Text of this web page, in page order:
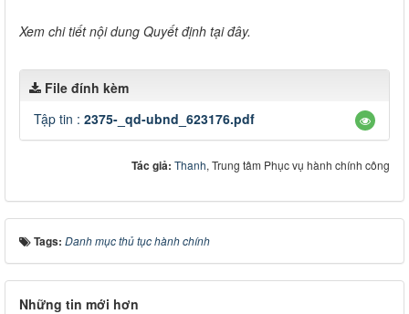
Xem chi tiết nội dung Quyết định tại đây.
File đính kèm
Tập tin : 2375-_qd-ubnd_623176.pdf
Tác giả: Thanh, Trung tâm Phục vụ hành chính công
Tags: Danh mục thủ tục hành chính
Những tin mới hơn